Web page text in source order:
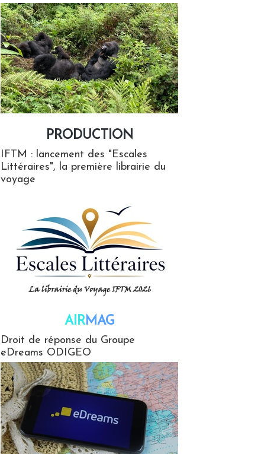
PRODUCTION
IFTM : lancement des "Escales
Littéraires", la première librairie du
voyage
AIRMAG
Droit de réponse du Groupe
eDreams ODIGEO